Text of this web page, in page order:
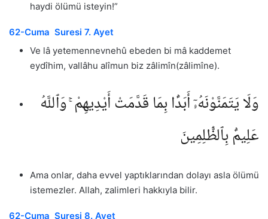
haydi ölümü isteyin!”
62-Cuma Suresi 7. Ayet
Ve lâ yetemennevnehû ebeden bi mâ kaddemet
eydîhim, vallâhu alîmun biz zâlimîn(zâlimîne).
وَلَا يَتَمَنَّوْنَهُۥٓ أَبَدًۢا بِمَا قَدَّمَتْ أَيْدِيهِمْ ۚ وَٱللَّهُ
عَلِيمٌۢ بِٱلظَّٰلِمِينَ
Ama onlar, daha evvel yaptıklarından dolayı asla ölümü
istemezler. Allah, zalimleri hakkıyla bilir.
62-Cuma Suresi 8. Ayet